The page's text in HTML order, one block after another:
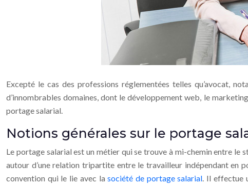
Excepté le cas des professions réglementées telles qu’avocat,
d’innombrables domaines, dont le développement web, le
portage salarial.
Notions générales sur le portage
Le portage salarial est un métier qui se trouve à mi-chemin entre le
autour d’une relation tripartite entre le travailleur indépendant en
convention qui le lie avec lasociété de portage salarial. Il effectue